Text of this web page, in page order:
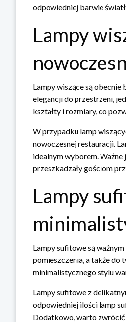
odpowiedniej barwie
Lampy
Lampy wiszące są
elegancji do przestrzeni,
kształty i rozmiary, co
W przypadku lamp
nowoczesnej restauracji.
idealnym wyborem.
przeszkadzały gościom
Lampy
Lampy sufitowe są
pomieszczenia, a także do
minimalistycznego stylu
Lampy sufitowe z
odpowiedniej ilości lamp
Dodatkowo, warto zwrócić